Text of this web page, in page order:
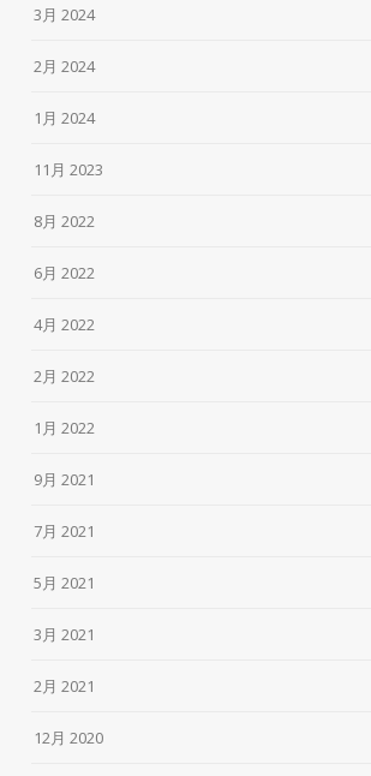
3月 2024
2月 2024
1月 2024
11月 2023
8月 2022
6月 2022
4月 2022
2月 2022
1月 2022
9月 2021
7月 2021
5月 2021
3月 2021
2月 2021
12月 2020